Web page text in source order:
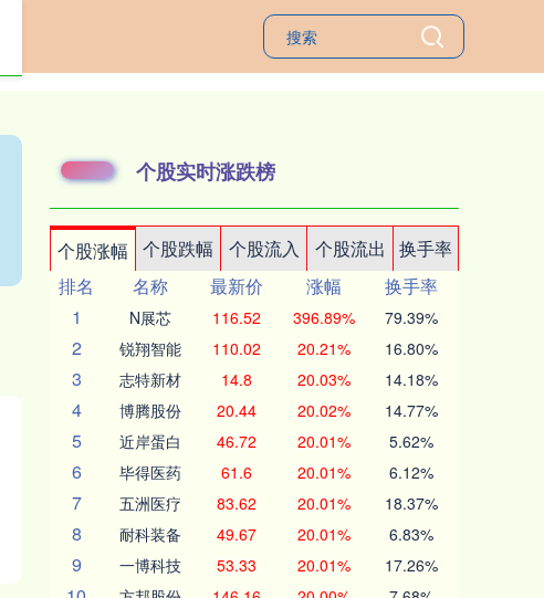
个股实时涨跌榜
个股涨幅 个股跌幅 个股流入 个股流出
换手率
排名
名称 最新价 涨幅
换手率
1
N展芯 116.52 396.89% 79.39%
2 锐翔智能 110.02 20.21% 16.80%
3 志特新材 14.8 20.03% 14.18%
4 博腾股份 20.44 20.02% 14.77%
5 近岸蛋白 46.72 20.01% 5.62%
6 毕得医药 61.6 20.01% 6.12%
7 五洲医疗 83.62 20.01% 18.37%
8 耐科装备 49.67 20.01% 6.83%
9 一博科技 53.33 20.01% 17.26%